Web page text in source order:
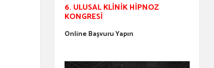
6. ULUSAL KLINIK HIPNOZ
KONGRESI
Online Başvuru Yapın